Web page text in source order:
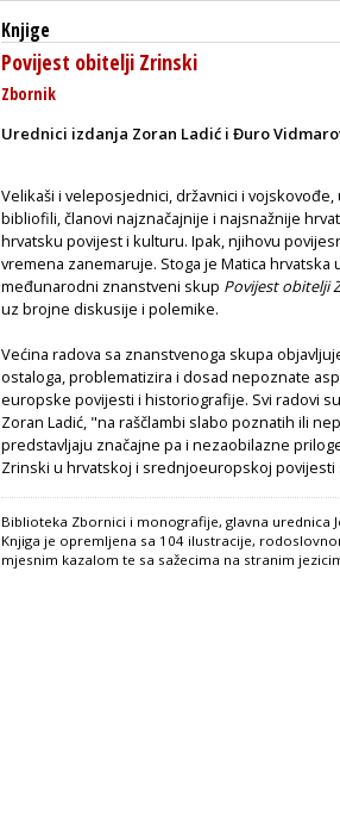
Knjige
Povijest obitelji Zrinski
Zbornik
Urednici izdanja Zoran Ladić i Đuro
Velikaši i veleposjednici, državnici i
bibliofili, članovi najznačajnije i najsnažnije
hrvatsku povijest i kulturu. Ipak, njihovu
vremena zanemaruje. Stoga je Matica
međunarodni znanstveni skup Povijest obitelji
uz brojne diskusije i polemike.
Većina radova sa znanstvenoga skupa
ostaloga, problematizira i dosad nepoznate
europske povijesti i historiografije. Svi radovi
Zoran Ladić, "na raščlambi slabo poznatih ili
predstavljaju značajne pa i nezaobilazne
Zrinski u hrvatskoj i srednjoeuropskoj
Biblioteka Zbornici i monografije, glavna urednica
Knjiga je opremljena sa 104 ilustracije,
mjesnim kazalom te sa sažecima na stranim